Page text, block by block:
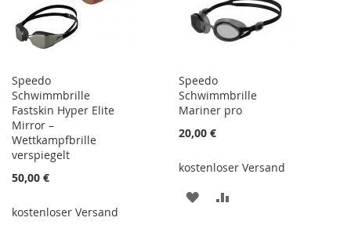
Speedo
Schwimmbrille
Fastskin Hyper Elite
Mirror –
Wettkampfbrille
verspiegelt
50,00 €
kostenloser Versand
Speedo
Schwimmbrille
Mariner pro
20,00 €
kostenloser Versand
ZUR